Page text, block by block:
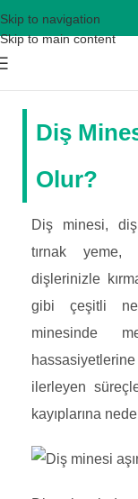
Skip to navigation
Skip to main content
Diş
Olur?
Diş minesi,
tırnak yeme,
dişlerinizle
gibi çeşitli
minesinde
ilerleyen
kayıplarına